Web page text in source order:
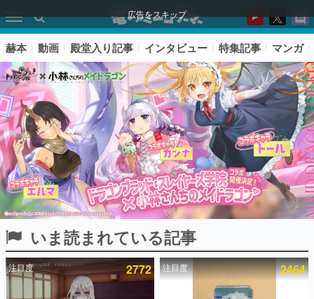
広告をスキップ
ピックアップ
電ファミのいま読まれている記事ランキング
赫本 動画 殿堂入り記事 インタビュー 特集記事 マンガ
いま読まれている記事
注目度 2772 注目度 2464